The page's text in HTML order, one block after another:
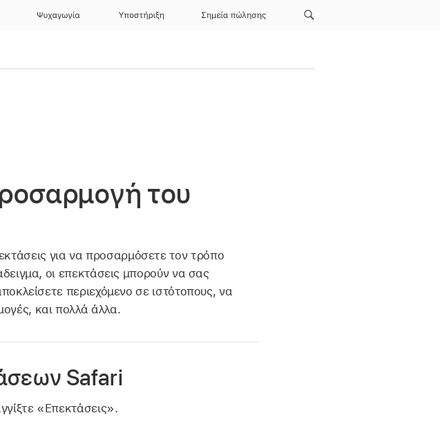
Ψυχαγωγία Υποστήριξη Σημεία πώλησης
του
για να προσαρμόσετε τον τρόπο
οι επεκτάσεις μπορούν να σας
περιεχόμενο σε ιστότοπους, να
και πολλά άλλα.
Safari
«Επεκτάσεις».